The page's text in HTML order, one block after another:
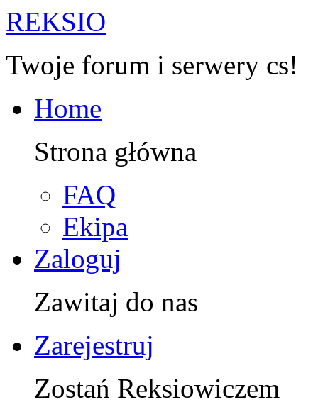
REKSIO
Twoje forum i serwery cs!
Home
Strona główna
FAQ
Ekipa
Zaloguj
Zawitaj do nas
Zarejestruj
Zostań Reksiowiczem